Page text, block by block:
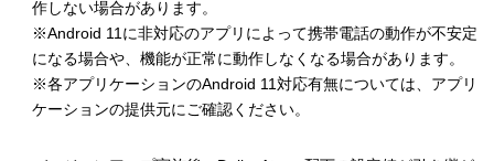
作しない場合があります。
※Android 11に非対応のアプリによって携帯電話の動作が不安定
になる場合や、機能が正常に動作しなくなる場合があります。
※各アプリケーションのAndroid 11対応有無については、アプリ
ケーションの提供元にご確認ください。